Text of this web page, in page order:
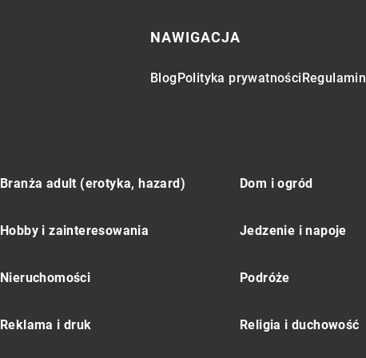
NAWIGACJA
BlogPolityka prywatnościRegulamin
Branża adult (erotyka, hazard) Dom i ogród
Hobby i zainteresowania Jedzenie i napoje
Nieruchomości Podróże
Reklama i druk Religia i duchowość